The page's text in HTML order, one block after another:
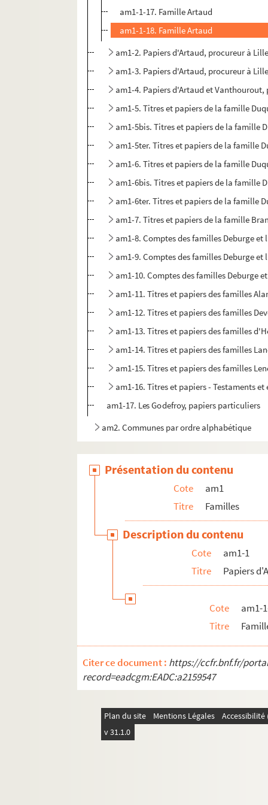
am1-1-17. Famille Artaud
am1-1-18. Famille Artaud
am1-2. Papiers d'Artaud, procureur à
am1-3. Papiers d'Artaud, procureur à
am1-4. Papiers d'Artaud et Vanthourout,
am1-5. Titres et papiers de la famille
am1-5bis. Titres et papiers de la famille
am1-5ter. Titres et papiers de la famille
am1-6. Titres et papiers de la famille
am1-6bis. Titres et papiers de la famille
am1-6ter. Titres et papiers de la famille
am1-7. Titres et papiers de la famille
am1-8. Comptes des familles Deburge et
am1-9. Comptes des familles Deburge et
am1-10. Comptes des familles Deburge
am1-11. Titres et papiers des familles
am1-12. Titres et papiers des familles
am1-13. Titres et papiers des familles
am1-14. Titres et papiers des familles
am1-15. Titres et papiers des familles
am1-16. Titres et papiers - Testaments
am1-17. Les Godefroy, papiers particuliers
am2. Communes par ordre alphabétique
am4. Lille et autres villes
Présentation du contenu
Cote
am1
Titre
Familles
Description du contenu
Cote
am1-1
Titre
Papiers
Cote
am1-
Titre
Citer ce document : https://ccfr.bnf.fr/
record=eadcgm:EADC:a2159547
Plan du site Mentions Légales
v 31.1.0